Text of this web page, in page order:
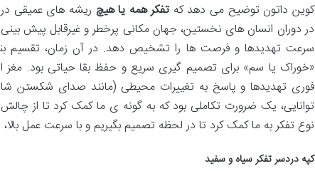
کوین داتون توضیح می دهد که تفکر همه یا هیچ ریشه های عمیقی
در دوران انسان های نخستین، جهان مکانی پرخطر و غیرقابل پیش بینی
سرعت تهدیدها و فرصت ها را تشخیص دهد. در آن زمان، تقسیم
«خوراک یا سم» برای تصمیم گیری سریع و حفظ بقا حیاتی بود. مغز
فوری تهدیدها و پاسخ به تغییرات محیطی (مانند صدای شکستن
توانایی، یک ضرورت تکاملی بود که به گونه ی ما کمک کرد تا از
نوع تفکر به ما کمک کرد تا در لحظه تصمیم بگیریم و با سرعت عمل
کپه دردسر تفکر سیاه و سفید